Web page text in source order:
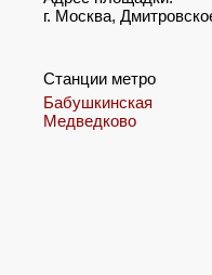
г. Москва,
Станции метро
Бабушкинская
Медведково